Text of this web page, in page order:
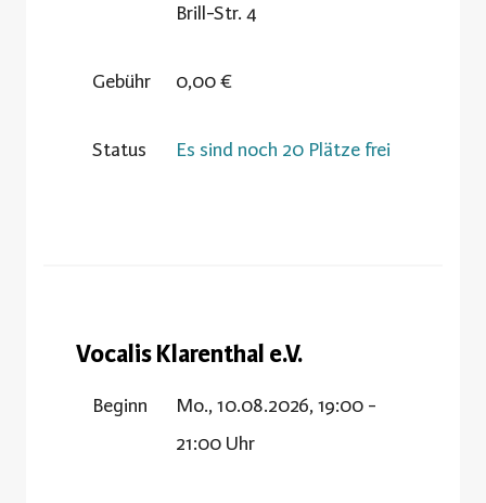
Brill-Str. 4
Gebühr 0,00 €
Status Es sind noch 20 Plätze frei
Vocalis Klarenthal e.V.
Beginn
Mo., 10.08.2026, 19:00 -
21:00 Uhr